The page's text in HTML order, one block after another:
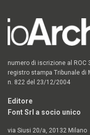
numero di iscrizione al ROC
registro stampa Tribunale di
n. 822 del 23/12/2004
Editore
Font Srl a socio unico
via Siusi 20/a, 20132 Milano